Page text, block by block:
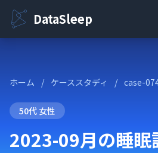
DataSleep
ホーム / ケーススタディ / case-
50代 女性
2023-09月の睡眠